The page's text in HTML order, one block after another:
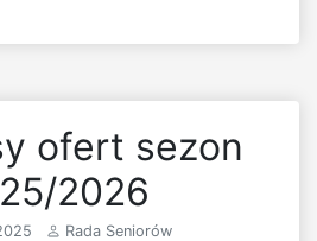
ofert sezon
2026
Rada Seniorów